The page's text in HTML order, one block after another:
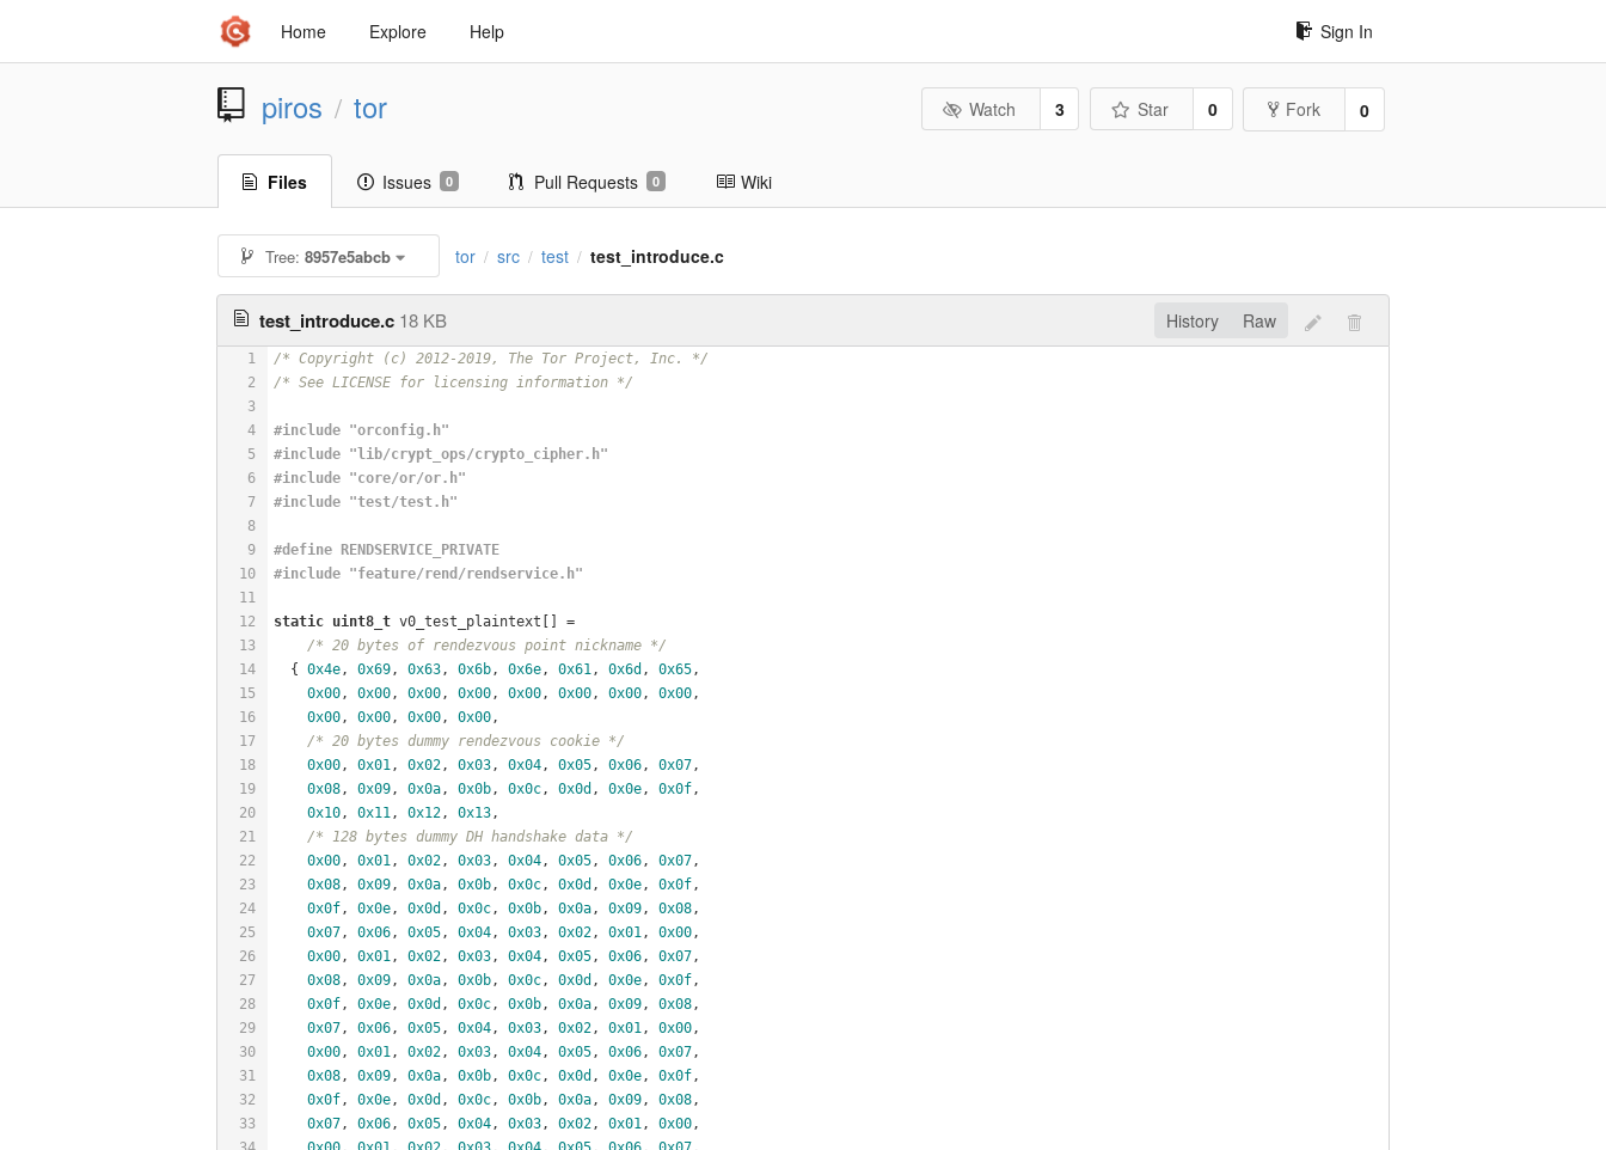
Home Explore Help Sign In
piros / tor Watch 3 Star 0 Fork 0
Files Issues 0 Pull Requests 0 Wiki
Tree: 8957e5abcb tor / src / test / test_introduce.c
test_introduce.c 18 KB History Raw
1
2
3
4
5
6
7
8
9
10
11
12
13
14
15
16
17
18
19
20
21
22
23
24
25
26
27
28
29
30
31
32
33
/* Copyright (c) 2012-2019, The Tor Project, Inc. */
/* See LICENSE for licensing information */
#include "orconfig.h"
#include "lib/crypt_ops/crypto_cipher.h"
#include "core/or/or.h"
#include "test/test.h"
#define RENDSERVICE_PRIVATE
#include "feature/rend/rendservice.h"
static uint8_t v0_test_plaintext[] =
/* 20 bytes of rendezvous point nickname */
  {
0x4e, 0x69, 0x63, 0x6b, 0x6e, 0x61, 0x6d , 0x65,
0x00, 0x00, 0x00, 0x00, 0x00, 0x00, 0x00, 0x00,
0x00, 0x00, 0x00, 0x00,
/* 20 bytes dummy rendezvous cookie */
0x00, 0x01, 0x02, 0x03, 0x04, 0x05, 0x06, 0x07,
0x08, 0x09, 0x0a, 0x0b, 0x0c, 0x0d , 0x0e, 0x0f,
0x10, 0x11, 0x12, 0x13,
/* 128 bytes dummy DH handshake data */
0x00, 0x01, 0x02, 0x03, 0x04, 0x05, 0x06, 0x07,
0x08, 0x09, 0x0a, 0x0b, 0x0c, 0x0d , 0x0e, 0x0f,
0x0f, 0x0e, 0x0d , 0x0c, 0x0b, 0x0a, 0x09, 0x08,
0x07, 0x06, 0x05, 0x04, 0x03, 0x02, 0x01, 0x00,
0x00, 0x01, 0x02, 0x03, 0x04, 0x05, 0x06, 0x07,
0x08, 0x09, 0x0a, 0x0b, 0x0c, 0x0d , 0x0e, 0x0f,
0x0f, 0x0e, 0x0d , 0x0c, 0x0b, 0x0a, 0x09, 0x08,
0x07, 0x06, 0x05, 0x04, 0x03, 0x02, 0x01, 0x00,
0x00, 0x01, 0x02, 0x03, 0x04, 0x05, 0x06, 0x07,
0x08, 0x09, 0x0a, 0x0b, 0x0c, 0x0d , 0x0e, 0x0f,
0x0f, 0x0e, 0x0d , 0x0c, 0x0b, 0x0a, 0x09, 0x08,
0x07, 0x06, 0x05, 0x04, 0x03, 0x02, 0x01, 0x00,